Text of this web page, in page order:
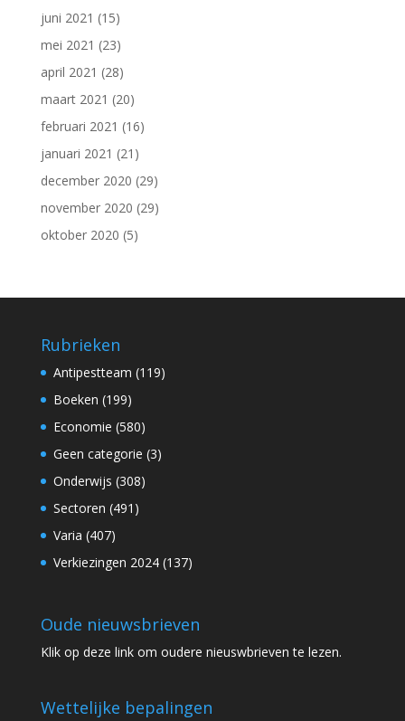
juni 2021 (15)
mei 2021 (23)
april 2021 (28)
maart 2021 (20)
februari 2021 (16)
januari 2021 (21)
december 2020 (29)
november 2020 (29)
oktober 2020 (5)
Rubrieken
Antipestteam (119)
Boeken (199)
Economie (580)
Geen categorie (3)
Onderwijs (308)
Sectoren (491)
Varia (407)
Verkiezingen 2024(137)
Oude nieuwsbrieven
Klik op deze link om oudere nieuswbrieven te lezen.
Wettelijke bepalingen